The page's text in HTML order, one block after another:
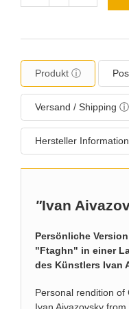
Produkt ⓘ
Versand / Shipping ⓘ
Hersteller
"Ivan
Persönliche
"Ftaghn" in einer
des Künstlers Ivan
Personal rendition
Ivan Aivazovsky from